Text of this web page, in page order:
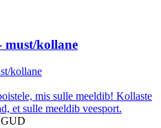
kollane
mis sulle meeldib! Kollaste
et sulle meeldib veesport.